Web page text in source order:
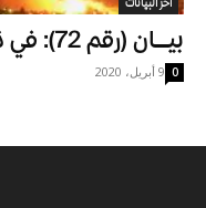
آخر البيانات
بيـــان (رقم 72): في ذكرى اليوم الاسود
9 أبريل، 2020 0